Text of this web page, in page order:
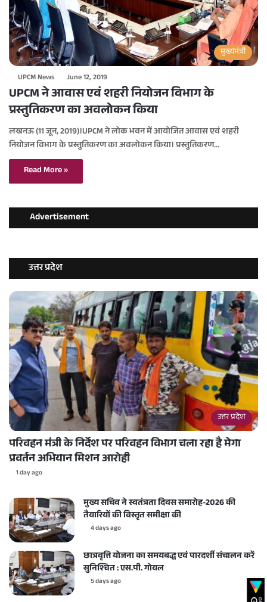
मुख्यमंत्री
UPCM News June 12, 2019
UPCM ने आवास एवं शहरी नियोजन विभाग के
प्रस्तुतिकरण का अवलोकन किया
लखनऊ (11 जून, 2019)।UPCM ने लोक भवन में आयोजित आवास एवं शहरी
नियोजन विभाग के प्रस्तुतिकरण का अवलोकन किया। प्रस्तुतिकरण…
Read More »
Advertisement
उत्तर प्रदेश
उत्तर प्रदेश
परिवहन मंत्री के निर्देश पर परिवहन विभाग चला रहा है मेगा
प्रवर्तन अभियान मिशन आरोही
1 day ago
मुख्य सचिव ने स्वतंत्रता दिवस समारोह-2026 की
तैयारियों की विस्तृत समीक्षा की
4 days ago
छात्रवृत्ति योजना का समयबद्ध एवं पारदर्शी संचालन करें
सुनिश्चित : एस.पी. गोयल
5 days ago